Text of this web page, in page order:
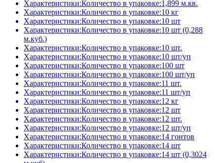
Характеристики:Количество в упаковке:1,899 м.кв.
Характеристики:Количество в упаковке:10 кг
Характеристики:Количество в упаковке:10 шт
Характеристики:Количество в упаковке:10 шт (0,288
м.куб.)
Характеристики:Количество в упаковке:10 шт.
Характеристики:Количество в упаковке:10 шт/уп
Характеристики:Количество в упаковке:100 шт
Характеристики:Количество в упаковке:100 шт/уп
Характеристики:Количество в упаковке:11 шт.
Характеристики:Количество в упаковке:11 шт/уп
Характеристики:Количество в упаковке:12 кг
Характеристики:Количество в упаковке:12 шт
Характеристики:Количество в упаковке:12 шт.
Характеристики:Количество в упаковке:12 шт/уп
Характеристики:Количество в упаковке:14 гонтов
Характеристики:Количество в упаковке:14 шт
Характеристики:Количество в упаковке:14 шт (0,3024